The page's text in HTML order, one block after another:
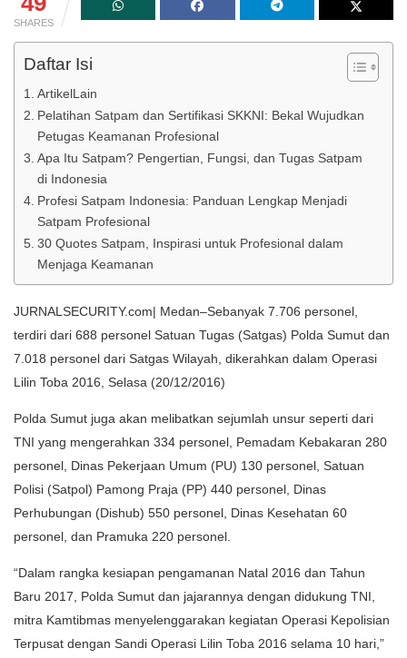
SHARES
Daftar Isi
ArtikelLain
Pelatihan Satpam dan Sertifikasi SKKNI: Bekal Wujudkan
Petugas Keamanan Profesional
Apa Itu Satpam? Pengertian, Fungsi, dan Tugas Satpam
di Indonesia
Profesi Satpam Indonesia: Panduan Lengkap Menjadi
Satpam Profesional
30 Quotes Satpam, Inspirasi untuk Profesional dalam
Menjaga Keamanan
JURNALSECURITY.com| Medan–Sebanyak 7.706 personel,
terdiri dari 688 personel Satuan Tugas (Satgas) Polda Sumut dan
7.018 personel dari Satgas Wilayah, dikerahkan dalam Operasi
Lilin Toba 2016, Selasa (20/12/2016)
Polda Sumut juga akan melibatkan sejumlah unsur seperti dari
TNI yang mengerahkan 334 personel, Pemadam Kebakaran 280
personel, Dinas Pekerjaan Umum (PU) 130 personel, Satuan
Polisi (Satpol) Pamong Praja (PP) 440 personel, Dinas
Perhubungan (Dishub) 550 personel, Dinas Kesehatan 60
personel, dan Pramuka 220 personel.
“Dalam rangka kesiapan pengamanan Natal 2016 dan Tahun
Baru 2017, Polda Sumut dan jajarannya dengan didukung TNI,
mitra Kamtibmas menyelenggarakan kegiatan Operasi Kepolisian
Terpusat dengan Sandi Operasi Lilin Toba 2016 selama 10 hari,”